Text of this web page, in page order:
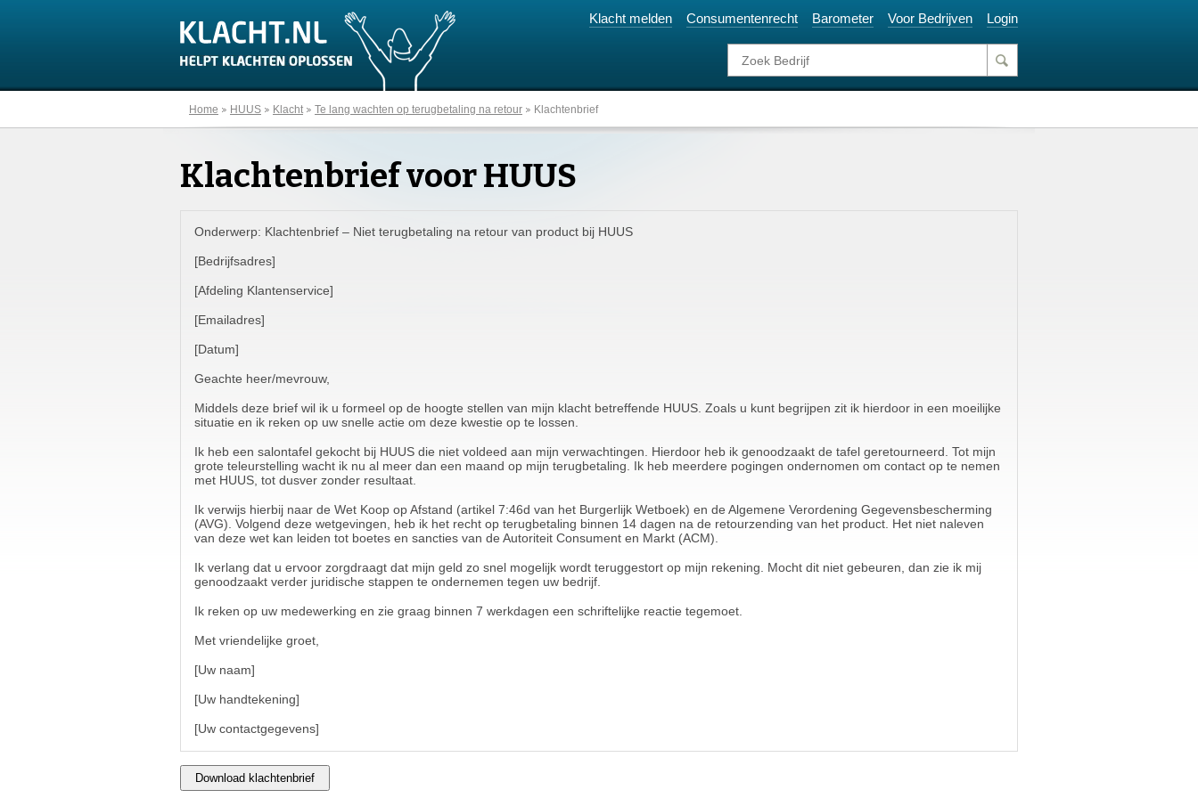
Klacht melden Consumentenrecht Barometer Voor Bedrijven Login
Home HUUS Klacht Te lang wachten op terugbetaling na retour Klachtenbrief
Klachtenbrief voor HUUS
Onderwerp: Klachtenbrief – Niet terugbetaling na retour van product bij HUUS
[Bedrijfsadres]
[Afdeling Klantenservice]
[Emailadres]
[Datum]
Geachte heer/mevrouw,
Middels deze brief wil ik u formeel op de hoogte stellen van mijn klacht betreffende HUUS. Zoals u kunt begrijpen zit ik hierdoor in een moeilijke
situatie en ik reken op uw snelle actie om deze kwestie op te lossen.
Ik heb een salontafel gekocht bij HUUS die niet voldeed aan mijn verwachtingen. Hierdoor heb ik genoodzaakt de tafel geretourneerd. Tot mijn
grote teleurstelling wacht ik nu al meer dan een maand op mijn terugbetaling. Ik heb meerdere pogingen ondernomen om contact op te nemen
met HUUS, tot dusver zonder resultaat.
Ik verwijs hierbij naar de Wet Koop op Afstand (artikel 7:46d van het Burgerlijk Wetboek) en de Algemene Verordening Gegevensbescherming
(AVG). Volgend deze wetgevingen, heb ik het recht op terugbetaling binnen 14 dagen na de retourzending van het product. Het niet naleven
van deze wet kan leiden tot boetes en sancties van de Autoriteit Consument en Markt (ACM).
Ik verlang dat u ervoor zorgdraagt dat mijn geld zo snel mogelijk wordt teruggestort op mijn rekening. Mocht dit niet gebeuren, dan zie ik mij
genoodzaakt verder juridische stappen te ondernemen tegen uw bedrijf.
Ik reken op uw medewerking en zie graag binnen 7 werkdagen een schriftelijke reactie tegemoet.
Met vriendelijke groet,
[Uw naam]
[Uw handtekening]
[Uw contactgegevens]
Download klachtenbrief